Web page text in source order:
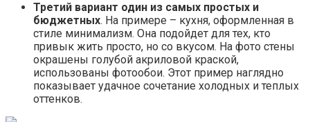
Третий вариант один из самых простых и
бюджетных. На примере – кухня, оформленная в
стиле минимализм. Она подойдет для тех, кто
привык жить просто, но со вкусом. На фото стены
окрашены голубой акриловой краской,
использованы фотообои. Этот пример наглядно
показывает удачное сочетание холодных и теплых
оттенков.